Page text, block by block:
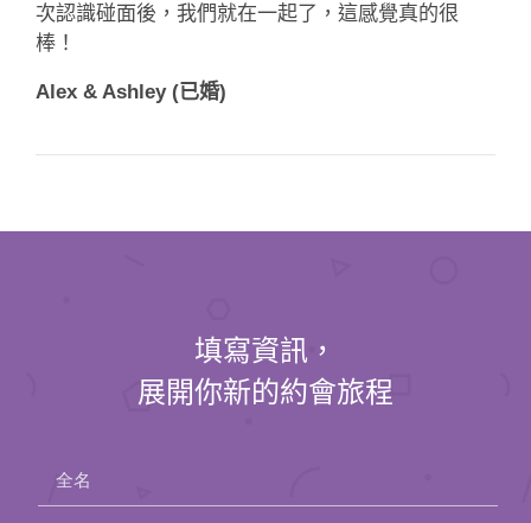
次認識碰面後，我們就在一起了，這感覺真的很
棒！
Alex & Ashley (已婚)
填寫資訊，
展開你新的約會旅程
全名